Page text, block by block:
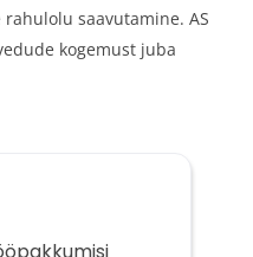
saavutamine. AS
kogemust juba